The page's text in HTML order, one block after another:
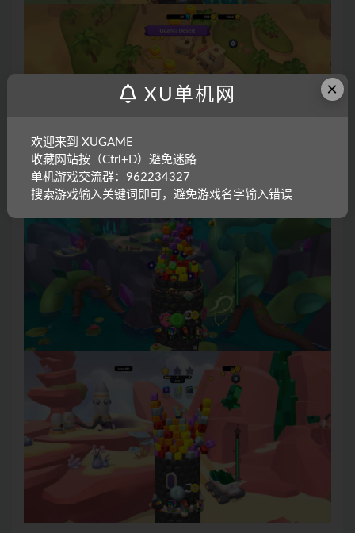
×
XU单机网
欢迎来到 XUGAME
收藏网站按（Ctrl+D）避免迷路
单机游戏交流群：962234327
搜索游戏输入关键词即可，避免游戏名字输入错误